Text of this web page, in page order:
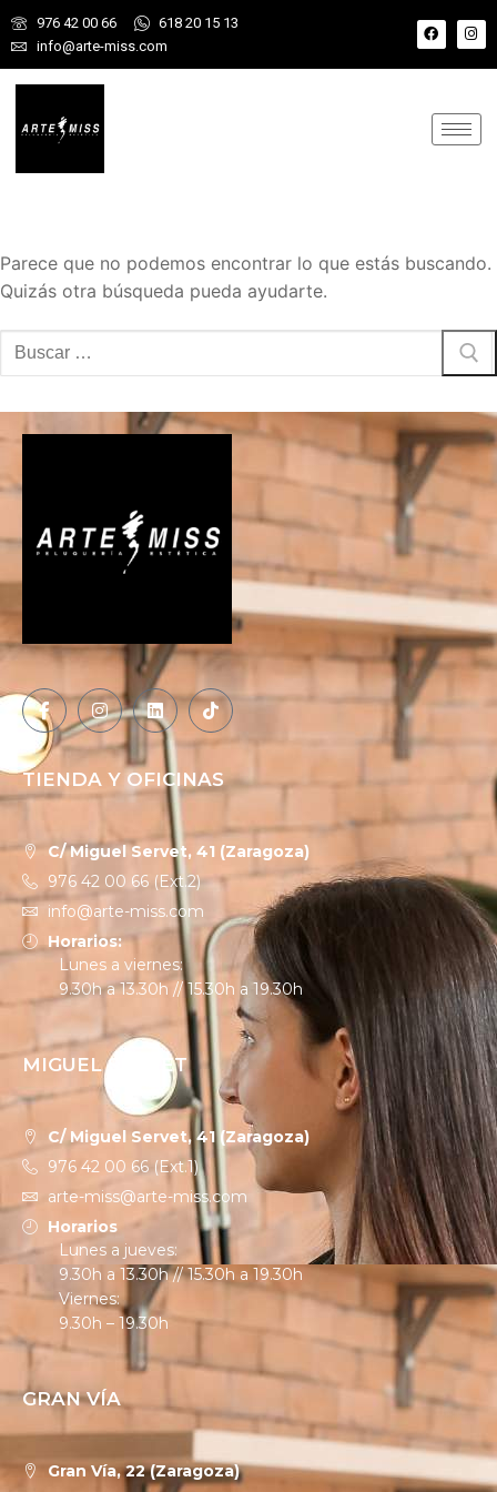
976 42 00 66
618 20 15 13
info@arte-miss.com
Parece que no podemos encontrar lo que estás buscando.
Quizás otra búsqueda pueda ayudarte.
TIENDA Y OFICINAS
C/ Miguel Servet, 41 (Zaragoza)
976 42 00 66 (Ext.2)
info@arte-miss.com
Horarios:
Lunes a viernes:
9.30h a 13.30h // 15.30h a 19.30h
MIGUEL SERVET
C/ Miguel Servet, 41 (Zaragoza)
976 42 00 66 (Ext.1)
arte-miss@arte-miss.com
Horarios
Lunes a jueves:
9.30h a 13.30h // 15.30h a 19.30h
Viernes:
9.30h – 19.30h
GRAN VÍA
Gran Vía, 22 (Zaragoza)